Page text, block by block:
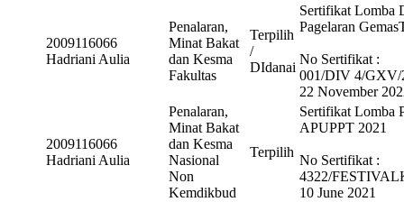
2009116066
Hadriani Aulia
Penalaran,
Minat Bakat
dan Kesma
Fakultas
Terpilih
/
DIdanai
Sertifikat Lomba
Pagelaran
No Sertifikat :
001/DIV 4/GXV/
22 November
2009116066
Hadriani Aulia
Penalaran,
Minat Bakat
dan Kesma
Nasional
Non
Kemdikbud
Terpilih
Sertifikat Lomba
APUPPT 2021
No Sertifikat :
4322/
10 June 2021